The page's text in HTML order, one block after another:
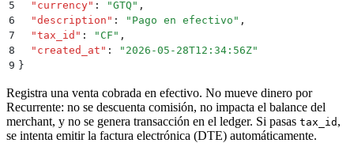
5
  "
currency" : "GTQ " ,
6
  "
description " : " Pago en efectivo " ,
7
  "
tax_id " : " CF " ,
8
  "
created_at " : " 2026-05-28T12:34:56Z"
9 }
Registra una venta cobrada en efectivo. No mueve dinero por
Recurrente: no se descuenta comisión, no impacta el balance del
merchant, y no se genera transacción en el ledger. Si pasas tax_id ,
se intenta emitir la factura electrónica (DTE) automáticamente.